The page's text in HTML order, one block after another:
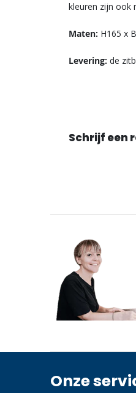
kleuren zijn ook
Maten: H165 x
Levering: de
Schrijf een
Onze